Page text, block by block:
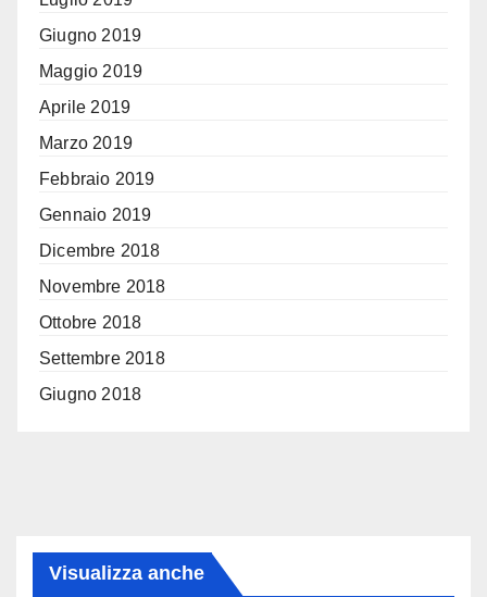
Giugno 2019
Maggio 2019
Aprile 2019
Marzo 2019
Febbraio 2019
Gennaio 2019
Dicembre 2018
Novembre 2018
Ottobre 2018
Settembre 2018
Giugno 2018
Visualizza anche